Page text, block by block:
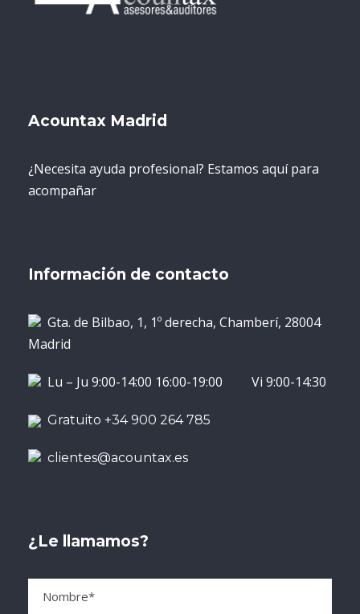
Acountax Madrid
¿Necesita ayuda profesional? Estamos aquí para
acompañar
Información de contacto
Gta. de Bilbao, 1, 1º derecha, Chamberí, 28004
Madrid
Lu – Ju 9:00-14:00 16:00-19:00 Vi 9:00-14:30
Gratuito +34 900 264 785
clientes@acountax.es
¿Le llamamos?